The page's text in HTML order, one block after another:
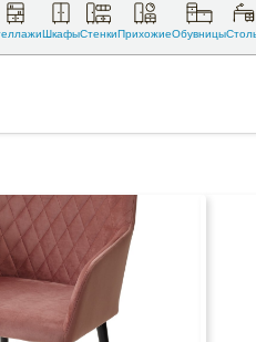
ШкафыСтенкиПрихожиеОбувницы